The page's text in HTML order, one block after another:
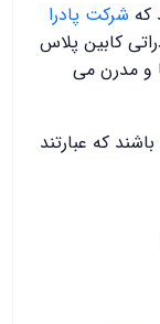
که شرکت پادرا
کابین پلاس
و مدرن می
که عبارتند